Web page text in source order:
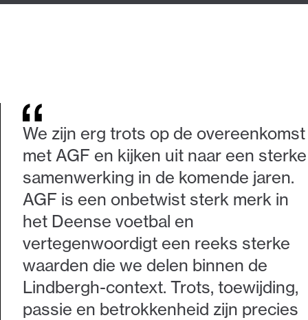
We zijn erg trots op de overeenkomst
met AGF en kijken uit naar een sterke
samenwerking in de komende jaren.
AGF is een onbetwist sterk merk in
het Deense voetbal en
vertegenwoordigt een reeks sterke
waarden die we delen binnen de
Lindbergh-context. Trots, toewijding,
passie en betrokkenheid zijn precies